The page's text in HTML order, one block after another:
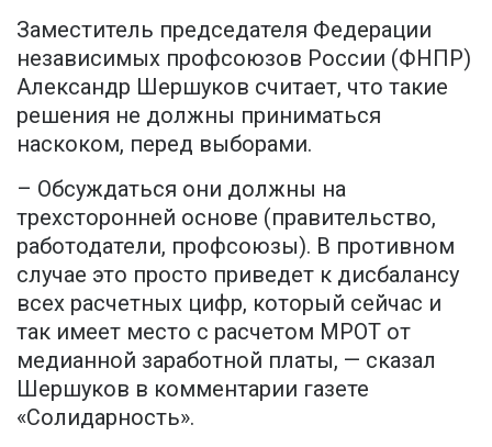
Заместитель председателя Федерации
независимых профсоюзов России (ФНПР)
Александр Шершуков считает, что такие
решения не должны приниматься
наскоком, перед выборами.
– Обсуждаться они должны на
трехсторонней основе (правительство,
работодатели, профсоюзы). В противном
случае это просто приведет к дисбалансу
всех расчетных цифр, который сейчас и
так имеет место с расчетом МРОТ от
медианной заработной платы, — сказал
Шершуков в комментарии газете
«Солидарность».